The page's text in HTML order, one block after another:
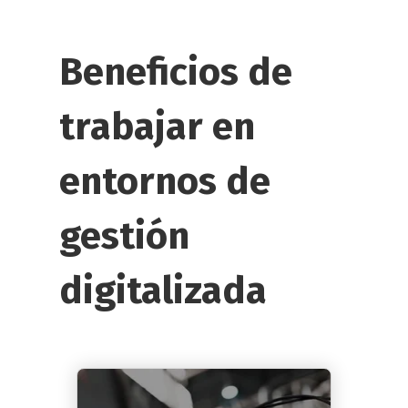
Beneficios de
trabajar en
entornos de
gestión
digitalizada